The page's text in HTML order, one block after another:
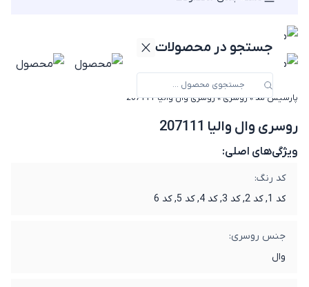
جستجو در محصولات
پارسیس مد»روسری»روسری وال والیا 207111
روسری وال والیا 207111
ویژگی‌های اصلی:
کد رنگ:
کد 1, کد 2, کد 3, کد 4, کد 5, کد 6
جنس روسری:
وال